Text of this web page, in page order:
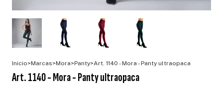
Inicio>Marcas>Mora>Panty>Art. 1140 - Mora - Panty ultraopaca
Art. 1140 - Mora - Panty ultraopaca